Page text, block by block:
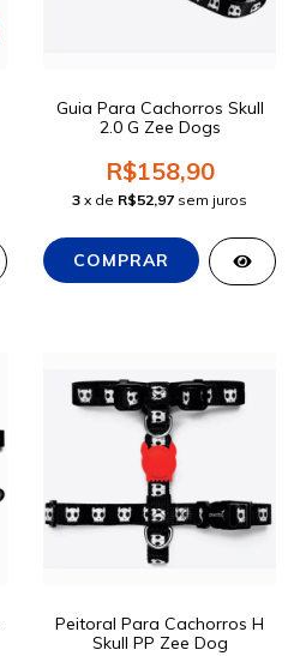
Guia Para Cachorros Skull
2.0 G Zee Dogs
R$158,90
3 x de R$52,97 sem juros
Peitoral Para Cachorros H
Skull PP Zee Dog